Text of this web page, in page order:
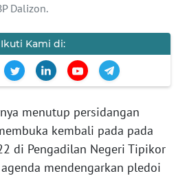
Dalizon.
Ikuti Kami di:
menutup persidangan
kembali pada pada
di Pengadilan Negeri Tipikor
mendengarkan pledoi